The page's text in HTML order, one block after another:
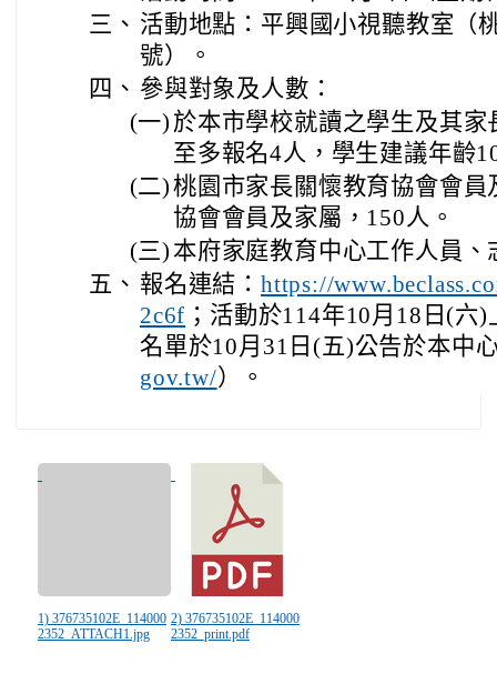
三、 活動地點：平興國小視聽教室（
號）。
四、 參與對象及人數：
(一) 於本市學校就讀之學生及其
至多報名4人，學生建議年齡
(二)桃園市家長關懷教育協會會
協會會員及家屬，150人。
(三) 本府家庭教育中心工作人員
五、 報名連結： https://
2c6f ；活動於114年10月18日(六
名單於10月31日(五)公告於本中
gov.tw/）。
1) 376735102E_114000
2352_ATTACH1.jpg
2) 376735102E_114000
2352_print.pdf